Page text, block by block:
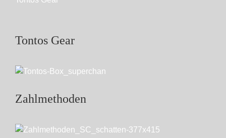
Tontos Gear
Zahlmethoden